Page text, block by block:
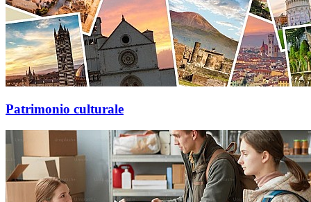
Patrimonio culturale